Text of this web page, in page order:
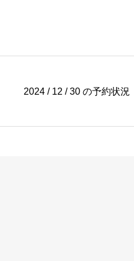
2024 / 12 / 30 の予約状況